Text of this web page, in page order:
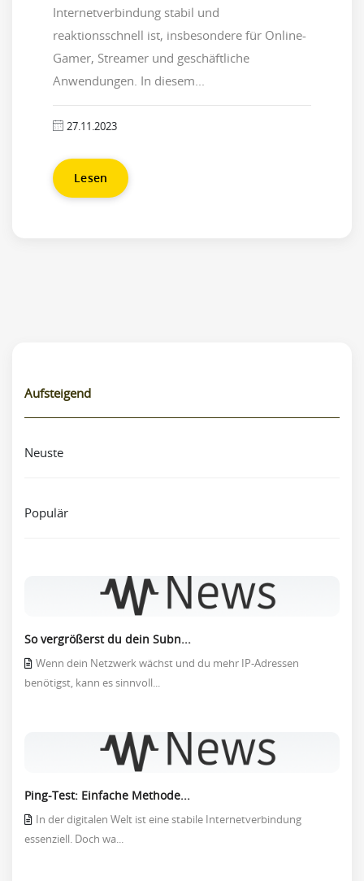
Internetverbindung stabil und
reaktionsschnell ist, insbesondere für Online-
Gamer, Streamer und geschäftliche
Anwendungen. In diesem...
27.11.2023
Lesen
Aufsteigend
Neuste
Populär
So vergrößerst du dein Subn...
Wenn dein Netzwerk wächst und du mehr IP-Adressen
benötigst, kann es sinnvoll...
Ping-Test: Einfache Methode...
In der digitalen Welt ist eine stabile Internetverbindung
essenziell. Doch wa...